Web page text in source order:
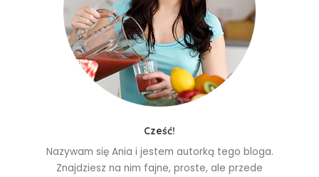
Cześć!
Nazywam się Ania i jestem autorką tego bloga.
Znajdziesz na nim fajne, proste, ale przede